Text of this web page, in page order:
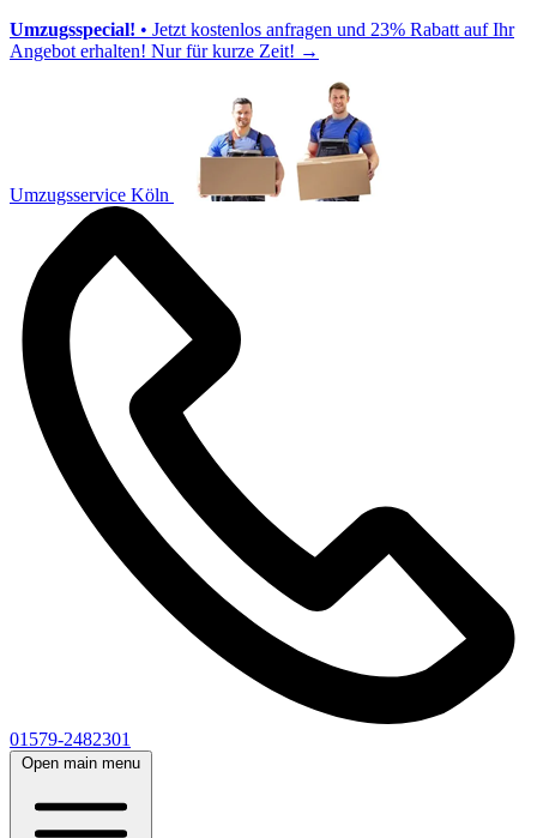
Umzugsspecial! • Jetzt kostenlos anfragen und 23% Rabatt auf Ihr
Angebot erhalten! Nur für kurze Zeit! →
Umzugsservice Köln
01579-2482301
Open main menu